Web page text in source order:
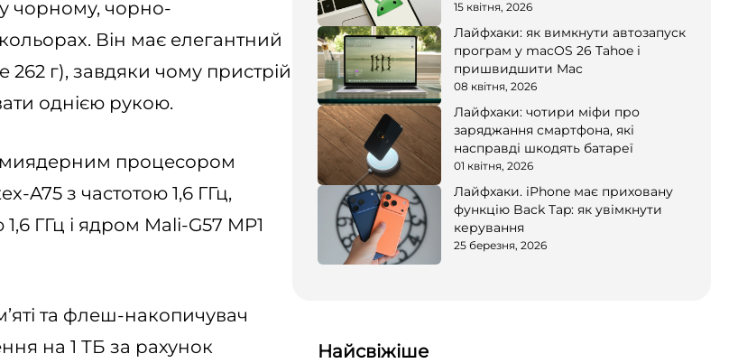
чорному, чорно-
Він має елегантний
г), завдяки чому пристрій
однією рукою.
процесором
A75 з частотою 1,6 ГГц,
ГГц і ядром Mali-G57 MP1
та флеш-накопичувач
на 1 ТБ за рахунок
15 квітня, 2026
Лайфхаки: як вимкнути автозапуск
програм у macOS 26 Tahoe і
пришвидшити Mac
08 квітня, 2026
Лайфхаки: чотири міфи про
заряджання смартфона, які
насправді шкодять батареї
01 квітня, 2026
Лайфхаки. iPhone має приховану
функцію Back Tap: як увімкнути
керування
25 березня, 2026
Найсвіжіше